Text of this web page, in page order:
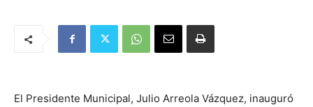
El Presidente Municipal, Julio Arreola Vázquez, inauguró